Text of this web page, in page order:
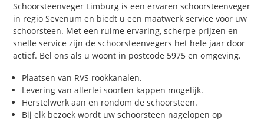
Schoorsteenveger Limburg is een ervaren schoorsteenveger
in regio Sevenum en biedt u een maatwerk service voor uw
schoorsteen. Met een ruime ervaring, scherpe prijzen en
snelle service zijn de schoorsteenvegers het hele jaar door
actief. Bel ons als u woont in postcode 5975 en omgeving.
Plaatsen van RVS rookkanalen.
Levering van allerlei soorten kappen mogelijk.
Herstelwerk aan en rondom de schoorsteen.
Bij elk bezoek wordt uw schoorsteen nagelopen op